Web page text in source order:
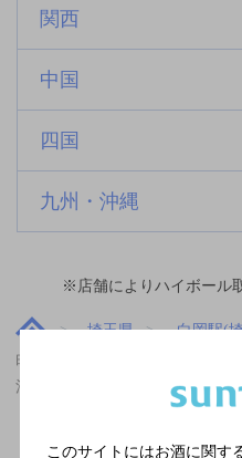
関西
中国
四国
九州・沖縄
※店舗によりハイボール
埼玉県
白岡駅(
白岡駅(埼玉県)周辺500m,夜景が
満のお店
このサイトにはお酒に関す